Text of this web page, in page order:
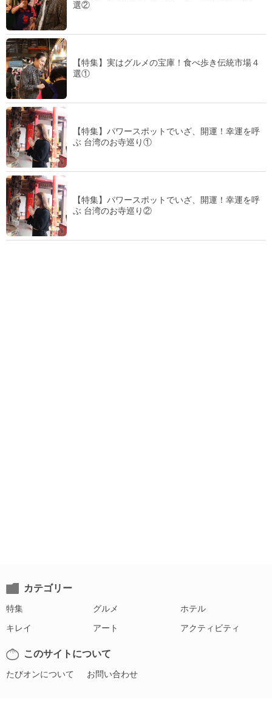
選②
【特集】実はグルメの宝庫！食べ歩き伝統市場４
選①
【特集】パワースポットでいざ、開運！幸運を呼
ぶ 台湾のお寺巡り①
【特集】パワースポットでいざ、開運！幸運を呼
ぶ 台湾のお寺巡り②
カテゴリー
特集 グルメ ホテル
キレイ アート アクティビティ
このサイトについて
たびオンについて お問い合わせ